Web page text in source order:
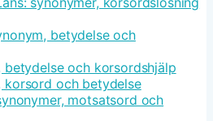
betydelse och
betydelse och korsordshjälp
korsord och betydelse
motsatsord och